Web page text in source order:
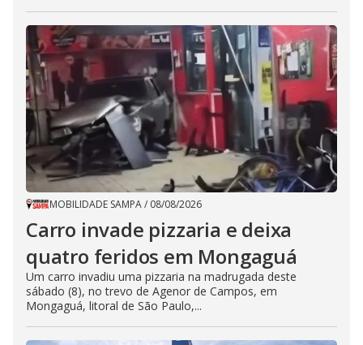
MOBILIDADE SAMPA/ 08/08/2026
Carro invade pizzaria e deixa
quatro feridos em Mongaguá
Um carro invadiu uma pizzaria na madrugada deste
sábado (8), no trevo de Agenor de Campos, em
Mongaguá, litoral de São Paulo,...